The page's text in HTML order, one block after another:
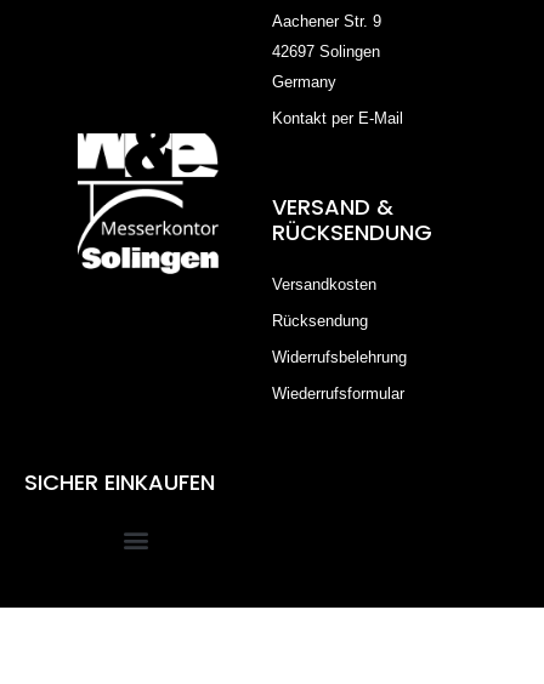
Aachener Str. 9
42697 Solingen
Germany
Kontakt per E-Mail
VERSAND &
RÜCKSENDUNG
Versandkosten
Rücksendung
Widerrufsbelehrung
Wiederrufsformular
SICHER EINKAUFEN